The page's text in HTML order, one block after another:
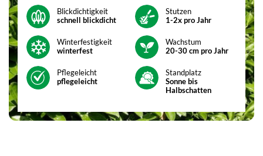
Blickdichtigkeit
schnell blickdicht
Stutzen
1-2x pro Jahr
Winterfestigkeit
winterfest
Wachstum
20-30 cm pro Jahr
Pflegeleicht
pflegeleicht
Standplatz
Sonne bis
Halbschatten